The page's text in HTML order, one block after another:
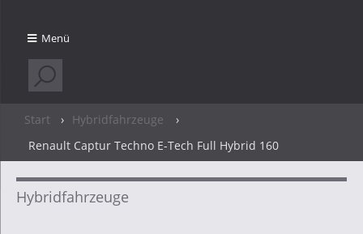
Menü
Start › Hybridfahrzeuge
›
Renault Captur Techno E-Tech Full Hybrid 160
Hybridfahrzeuge